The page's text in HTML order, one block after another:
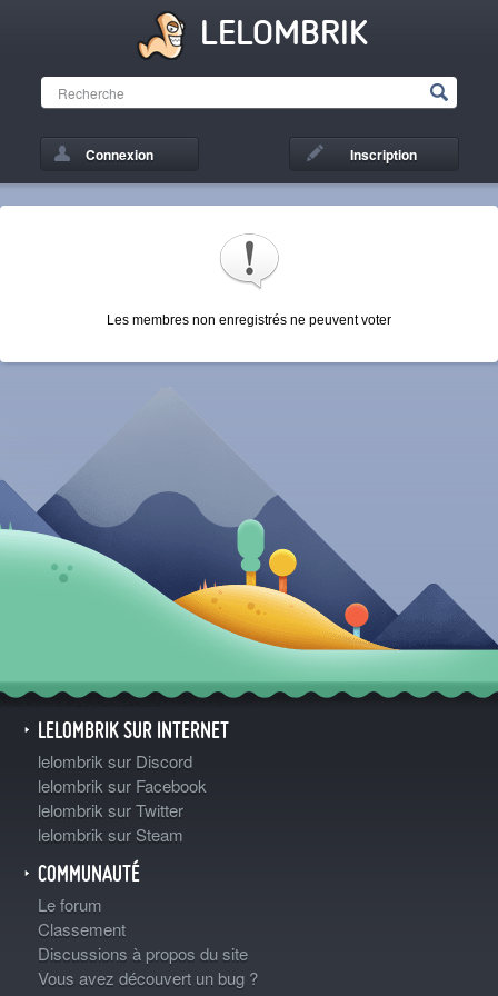
LELOMBRIK
Connexion Inscription
Les membres non enregistrés ne peuvent voter
LELOMBRIK SUR INTERNET
lelombrik sur Discord
lelombrik sur Facebook
lelombrik sur Twitter
lelombrik sur Steam
COMMUNAUTÉ
Le forum
Classement
Discussions à propos du site
Vous avez découvert un bug ?